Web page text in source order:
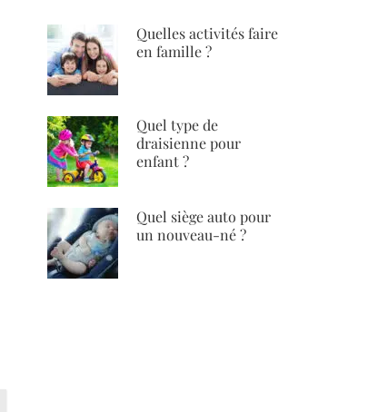
Quelles activités faire
en famille ?
Quel type de
draisienne pour
enfant ?
Quel siège auto pour
un nouveau-né ?